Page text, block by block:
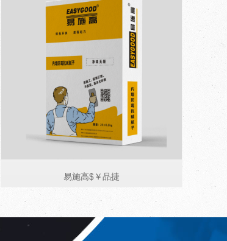
易施高$￥品捷